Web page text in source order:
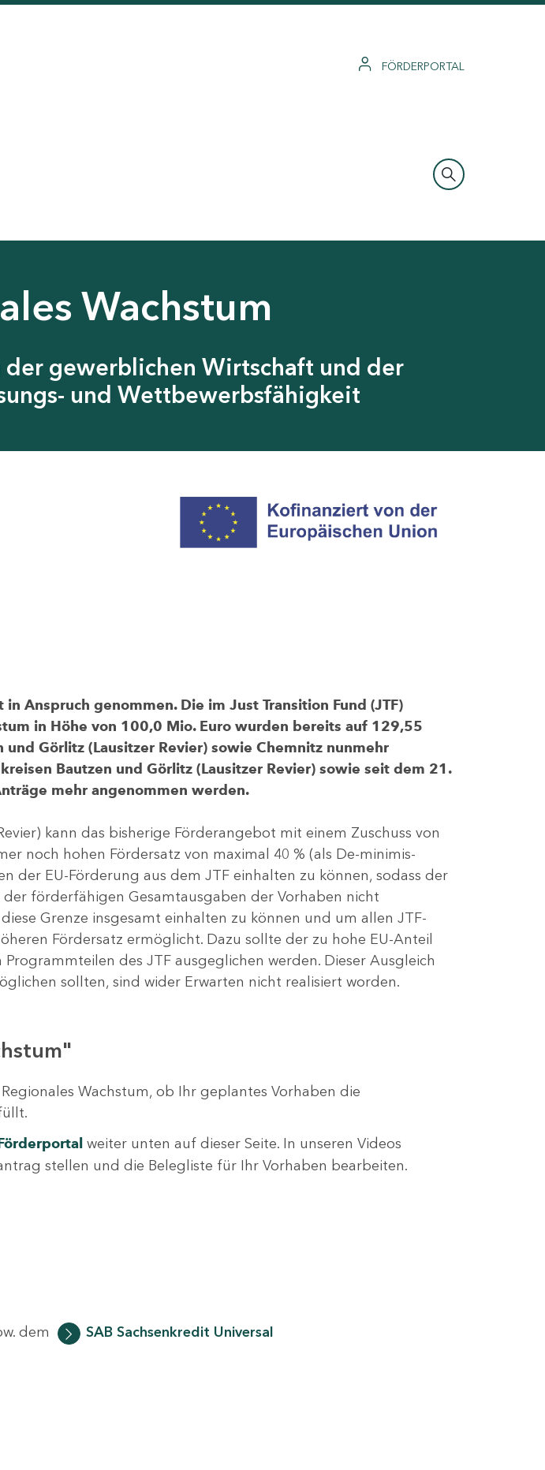
FÖRDERPORTAL
Wachstum
gewerblichen Wirtschaft und der
und Wettbewerbsfähigkeit
Anspruch genommen. Die im Just Transition Fund (JTF)
in Höhe von 100,0 Mio. Euro wurden bereits auf 129,55
Görlitz (Lausitzer Revier) sowie Chemnitz nunmehr
Bautzen und Görlitz (Lausitzer Revier) sowie seit dem 21.
mehr angenommen werden.
kann das bisherige Förderangebot mit einem Zuschuss von
noch hohen Fördersatz von maximal 40 % (als De-minimis-
der EU-Förderung aus dem JTF einhalten zu können, sodass der
förderfähigen Gesamtausgaben der Vorhaben nicht
Grenze insgesamt einhalten zu können und um allen JTF-
Fördersatz ermöglicht. Dazu sollte der zu hohe EU-Anteil
des JTF ausgeglichen werden. Dieser Ausgleich
sollten, sind wider Erwarten nicht realisiert worden.
Wachstum, ob Ihr geplantes Vorhaben die
weiter unten auf dieser Seite. In unseren Videos
stellen und die Belegliste für Ihr Vorhaben bearbeiten.
dem SAB Sachsenkredit Universal